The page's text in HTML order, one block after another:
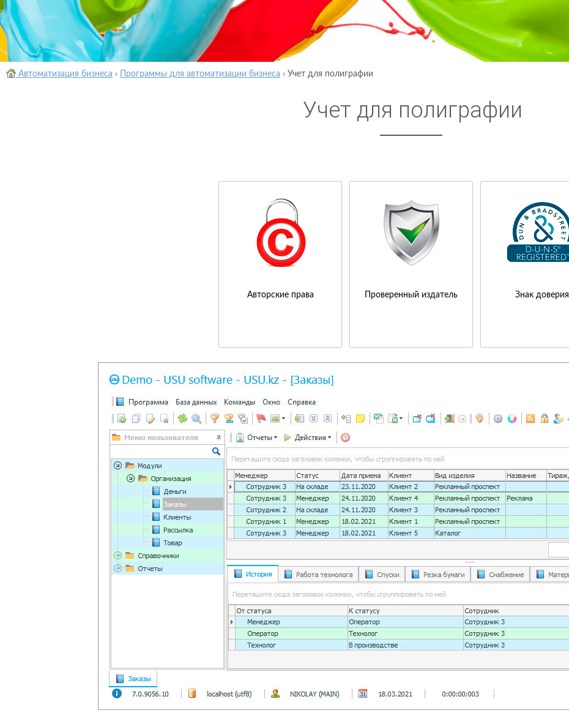
Автоматизация бизнеса › Программы для автоматизации бизнеса › Учет для полиграфии
Учет для полиграфии
Авторские права Проверенный издатель Знак доверия